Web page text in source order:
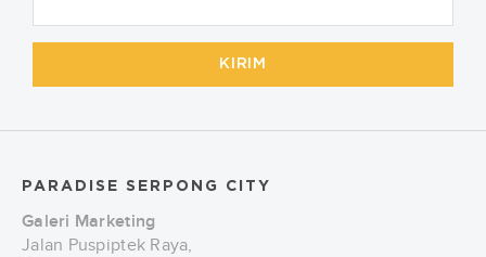
KIRIM
PARADISE SERPONG CITY
Galeri Marketing
Jalan Puspiptek Raya,